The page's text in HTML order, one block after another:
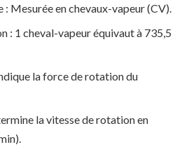
: Mesurée en chevaux-vapeur (CV).
: 1 cheval-vapeur équivaut à 735,5
la force de rotation du
la vitesse de rotation en